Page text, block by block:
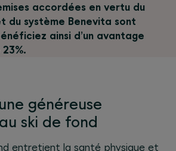
accordées en vertu du
système Benevita sont
ainsi d’un avantage
généreuse
ski de fond
entretient la santé physique et